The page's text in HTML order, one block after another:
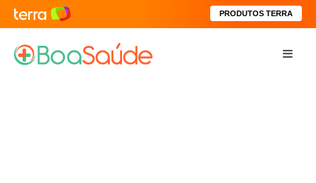
PRODUTOS TERRA